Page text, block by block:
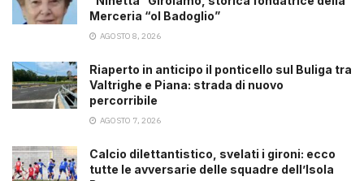
Merceria “ol Badoglio”
AGOSTO 8, 2026
Riaperto in anticipo il ponticello sul Buliga tra
Valtrighe e Piana: strada di nuovo
percorribile
AGOSTO 7, 2026
Calcio dilettantistico, svelati i gironi: ecco
tutte le avversarie delle squadre dell’Isola